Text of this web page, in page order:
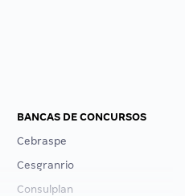
BANCAS DE CONCURSOS
Cebraspe
Cesgranrio
Consulplan